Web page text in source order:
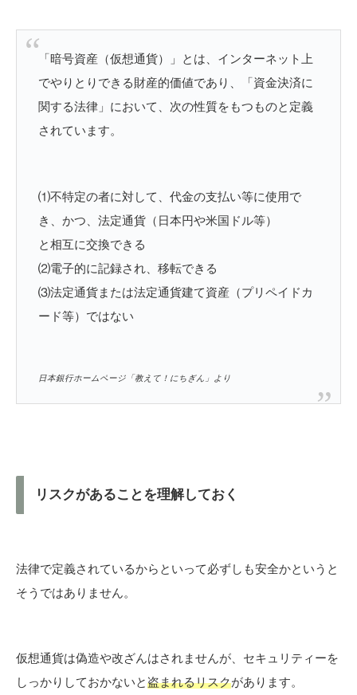
「暗号資産（仮想通貨）」とは、インターネット上
でやりとりできる財産的価値であり、「資金決済に
関する法律」において、次の性質をもつものと定義
されています。
⑴不特定の者に対して、代金の支払い等に使用で
き、かつ、法定通貨（日本円や米国ドル等）
と相互に交換できる
⑵電子的に記録され、移転できる
⑶法定通貨または法定通貨建て資産（プリペイドカ
ード等）ではない
日本銀行ホームページ「教えて！にちぎん」より
リスクがあることを理解しておく
法律で定義されているからといって必ずしも安全かというと
そうではありません。
仮想通貨は偽造や改ざんはされませんが、セキュリティーを
しっかりしておかないと盗まれるリスクがあります。